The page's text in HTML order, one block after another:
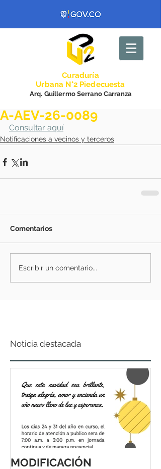
Curaduría
Urbana N°2 Piedecuesta
Arq. Guillermo Serrano Carranza
A-AEV-26-0089
Consultar aquí
Notificaciones a vecinos y terceros
Comentarios
Escribir un comentario...
Noticia destacada
MODIFICACIÓN